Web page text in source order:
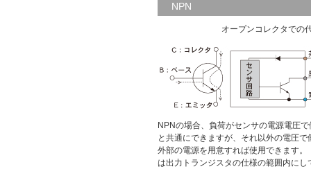
NPN
オープンコレクタでの
NPNの場合、負荷がセンサの電源電圧
と共通にできますが、それ以外の電圧
外部の電源を用意すれば使用できます。
は出力トランジスタの仕様の範囲内にし